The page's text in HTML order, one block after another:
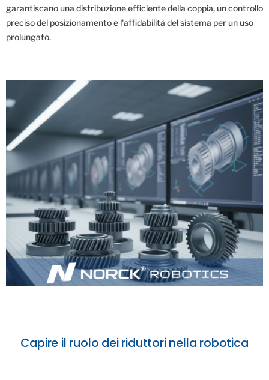
garantiscano una distribuzione efficiente della coppia, un controllo
preciso del posizionamento e l'affidabilità del sistema per un uso
prolungato.
Capire il ruolo dei riduttori nella robotica